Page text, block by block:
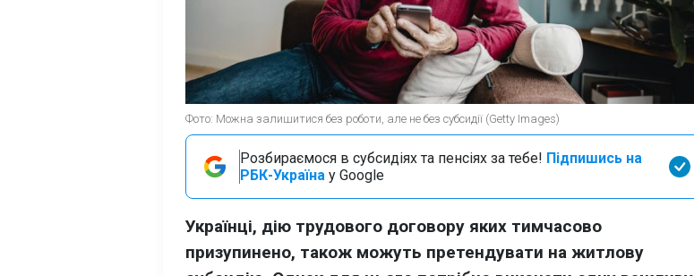
Фото: Можна залишитися без роботи, але не без субсидії (Getty Images)
Розбираємося в субсидіях та пенсіях за тебе! Підпишись на
РБК-Україна у Google
Українці, дію трудового договору яких тимчасово
призупинено, також можуть претендувати на житлову